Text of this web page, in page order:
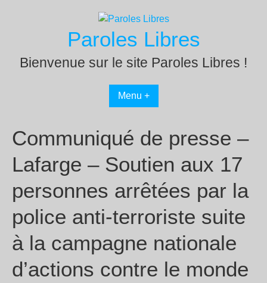
Paroles Libres
Bienvenue sur le site Paroles Libres !
Menu +
Communiqué de presse –
Lafarge – Soutien aux 17
personnes arrêtées par la
police anti-terroriste suite
à la campagne nationale
d’actions contre le monde